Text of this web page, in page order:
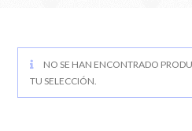
NO SE HAN ENCONTRADO
TU SELECCIÓN.